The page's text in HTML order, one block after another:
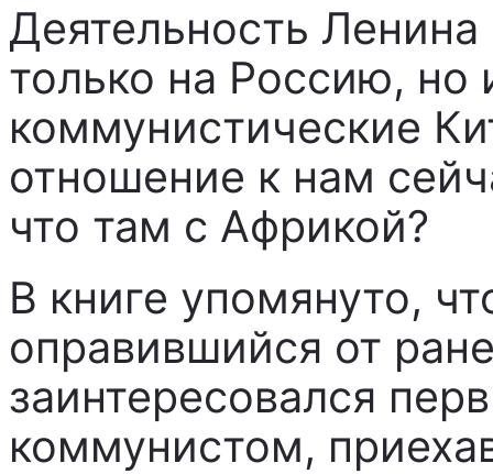
Деятельность
только на Россию,
коммунистические
отношение к нам
что там с Африкой?
В книге упомянуто,
оправившийся от
заинтересовался
коммунистом,